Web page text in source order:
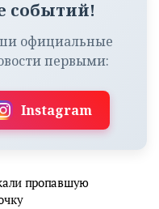
событий!
официальные
первыми:
Instagram
пропавшую